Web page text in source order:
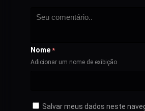
Nome *
Adicionar um nome de exibição
Salvar meus dados neste